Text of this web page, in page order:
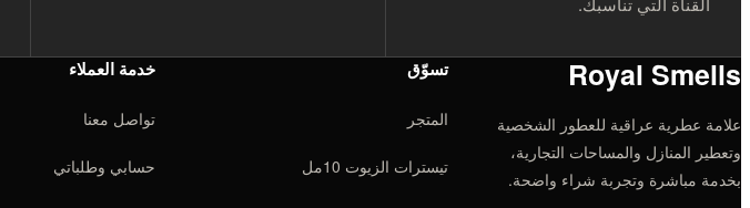
Royal Smells
علامة عطرية عراقية للعطور الشخصية
وتعطير المنازل والمساحات التجارية،
بخدمة مباشرة وتجربة شراء واضحة.
تسوّق
المتجر
تيسترات الزيوت 10مل
خدمة العملاء
تواصل معنا
حسابي وطلباتي